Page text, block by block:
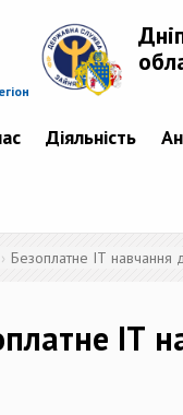
Діяльність
Безоплатне ІТ навчання
ІТ